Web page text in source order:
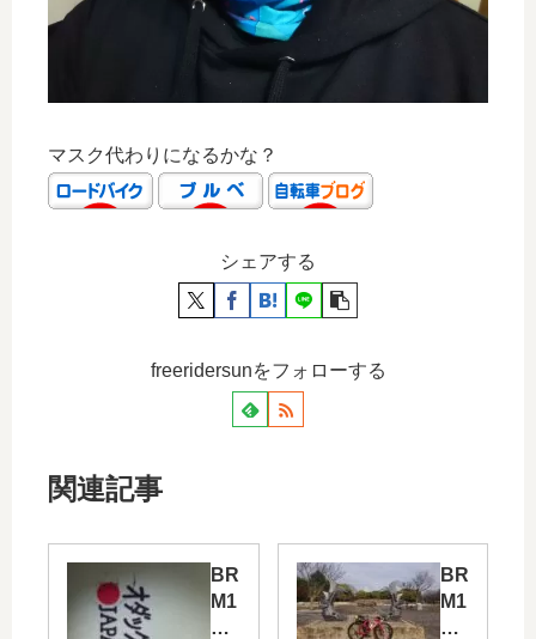
マスク代わりになるかな？
シェアする
freeridersunをフォローする
関連記事
BR
M1
12
BR
M1
08